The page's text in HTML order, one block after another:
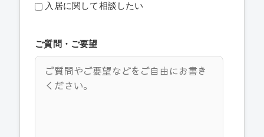
入居に関して相談したい
ご質問・ご要望